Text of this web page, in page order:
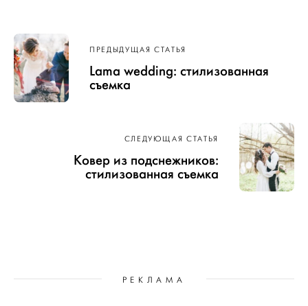
Навигация
по записям
ПРЕДЫДУЩАЯ СТАТЬЯ
Lama wedding: стилизованная
съемка
СЛЕДУЮЩАЯ СТАТЬЯ
Ковер из подснежников:
стилизованная съемка
РЕКЛАМА